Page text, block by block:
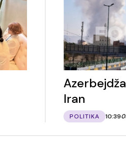
Iran
POLITIKA 10:39